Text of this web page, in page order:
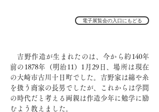
電子展覧会の入口にもどる
吉野作造が生まれたのは、今から約140年
前の1878年（明治11）1月29日、場所は現在
の大崎市古川十日町でした。吉野家は綿や糸
を扱う商家の長男でしたが、これからは学問
の時代だと考える両親は作造少年に勉学に励
むよう教えました。